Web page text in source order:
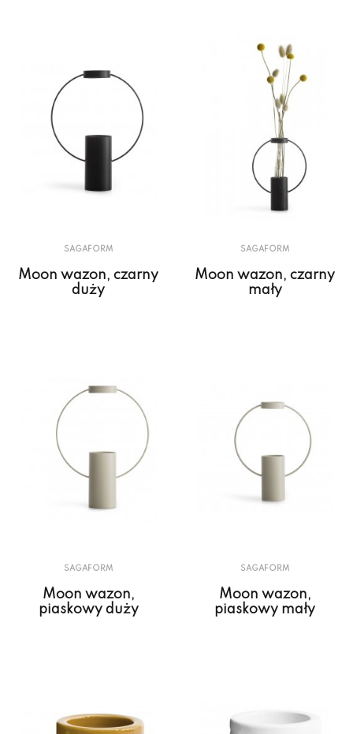
SAGAFORM
Moon wazon, czarny
duży
SAGAFORM
Moon wazon, czarny
mały
SAGAFORM
Moon wazon,
piaskowy duży
SAGAFORM
Moon wazon,
piaskowy mały